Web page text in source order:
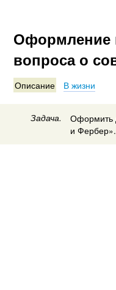
Оформление
вопроса о
Описание В жизни
Задача.
Оформить
и Фербер».